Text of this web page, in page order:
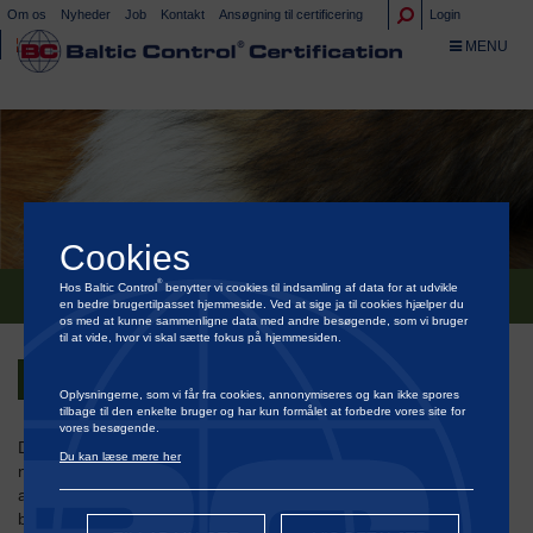
BALTIC ACADEMY STÅR BAG NY WILD FUR PROTOKOL
Det er med stor stolthed, at vi endelig kan løfte sløret for den helt
nye Wild Fur protokol, som Baltic Academy har udviklet på vegne
af International Fur Federation (IFF) og deres
bæredygtighedsprogram Furmark
®. Wild Fur protokollen gør det
Om os Nyheder Job Kontakt Ansøgning til certificering Login
TOGGLE
MENU
Cookies
Hos Baltic Control® benytter vi cookies til indsamling af data for at udvikle
en bedre brugertilpasset hjemmeside. Ved at sige ja til cookies hjælper du
os med at kunne sammenligne data med andre besøgende, som vi bruger
til at vide, hvor vi skal sætte fokus på hjemmesiden.
Oplysningerne, som vi får fra cookies, annonymiseres og kan ikke spores
tilbage til den enkelte bruger og har kun formålet at forbedre vores site for
vores besøgende.
Du kan læse mere her